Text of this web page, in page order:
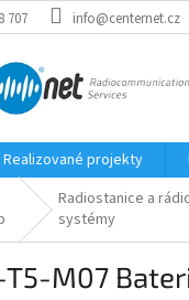
707 info@centernet.cz
Realizované projekty
Radiostanice a
systémy
M07